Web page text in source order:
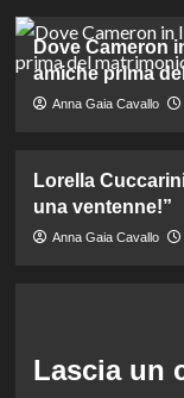
Dove Cameron
amiche prima
Anna Gaia Cavallo
Lorella
una ventenne!”
Anna Gaia Cavallo
Lascia un